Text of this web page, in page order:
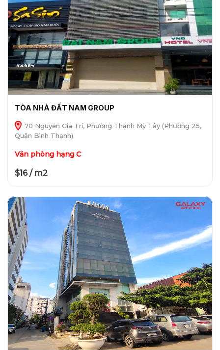
TÒA NHÀ ĐẤT NAM GROUP
70 Nguyễn Gia Trí, Phường Thạnh Mỹ Tây (Phường 25,
Quận Bình Thạnh)
Văn phòng hạng C
$16 / m2